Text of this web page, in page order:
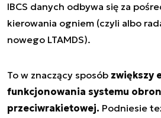
IBCS danych odbywa się za
kierowania ogniem (czyli albo
nowego LTAMDS).
To w znaczący sposób zwiększy
funkcjonowania systemu
przeciwrakietowej. Podniesie